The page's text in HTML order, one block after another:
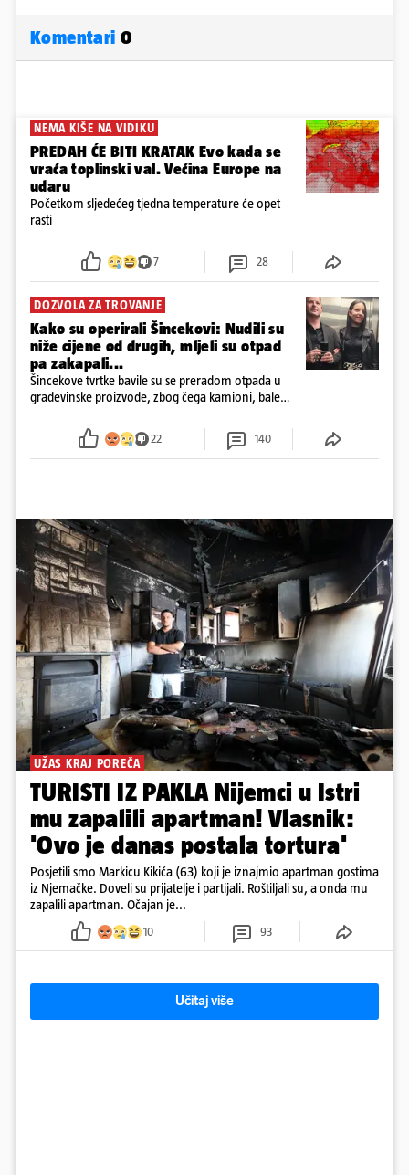
Komentari 0
NEMA KIŠE NA VIDIKU
PREDAH ĆE BITI KRATAK Evo kada se
vraća toplinski val. Većina Europe na
udaru
Početkom sljedećeg tjedna temperature će opet
rasti
7 28
DOZVOLA ZA TROVANJE
Kako su operirali Šincekovi: Nudili su
niže cijene od drugih, mljeli su otpad
pa zakapali...
Šincekove tvrtke bavile su se preradom otpada u
građevinske proizvode, zbog čega kamioni, bale
22 140
UŽAS KRAJ POREČA
TURISTI IZ PAKLA Nijemci u Istri
mu zapalili apartman! Vlasnik:
'Ovo je danas postala tortura'
Posjetili smo Markicu Kikića (63) koji je iznajmio apartman gostima
iz Njemačke. Doveli su prijatelje i partijali. Roštiljali su, a onda mu
zapalili apartman. Očajan je...
10 93
Učitaj više